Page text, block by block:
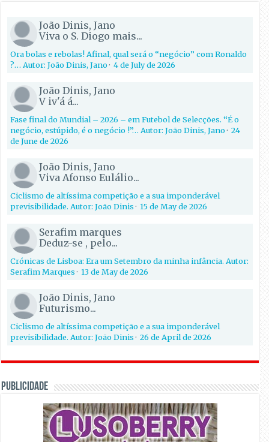
João Dinis, Jano
Viva o S. Diogo mais...
Ora bolas e rebolas! Afinal, qual será o “negócio” com Ronaldo
?… Autor: João Dinis, Jano·4 de July de 2026
João Dinis, Jano
V iv'á á...
Fase final do Mundial – 2026 – em Futebol de Selecções. “É o
negócio, estúpido, é o negócio !”… Autor: João Dinis, Jano·24
de June de 2026
João Dinis, Jano
Viva Afonso Eulálio...
Ciclismo de altíssima competição e a sua imponderável
previsibilidade. Autor: João Dinis·15 de May de 2026
Serafim marques
Deduz-se , pelo...
Crónicas de Lisboa: Era um Setembro da minha infância. Autor:
Serafim Marques·13 de May de 2026
João Dinis, Jano
Futurismo...
Ciclismo de altíssima competição e a sua imponderável
previsibilidade. Autor: João Dinis·26 de April de 2026
PUBLICIDADE